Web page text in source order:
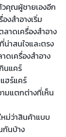
วคุณผู้ชายเองอีก
งสำอางเริ่ม
าดเครื่องสำอาง
าสนใจและตรง
เครื่องสำอาง
นแคร์
ฮร์แคร์
มแตกต่างที่เห็น
หม่ว่าสินค้าแบบ
กันบ้าง